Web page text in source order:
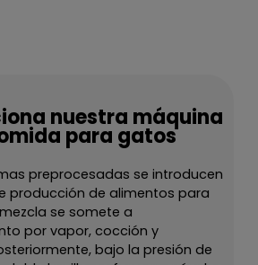
nuestra máquina
para gatos
preprocesadas se introducen
producción de alimentos para
se somete a
por vapor, cocción y
bajo la presión de